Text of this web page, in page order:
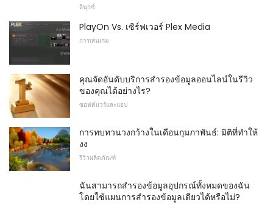
ลินุกซ์
PlayOn Vs. เซิร์ฟเวอร์ Plex Media
การเล่นเกม
คุณจัดอันดับบริการสำรองข้อมูลออนไลน์ในรีวิว
ของคุณได้อย่างไร?
ซอฟต์แวร์และแอป
การทบทวนวงกว้างในเดือนกุมภาพันธ์: มิติที่ทำให้
งง
รีวิวผลิตภัณฑ์
ฉันสามารถสำรองข้อมูลอุปกรณ์ทั้งหมดของฉัน
โดยใช้แผนการสำรองข้อมูลเดียวได้หรือไม่?